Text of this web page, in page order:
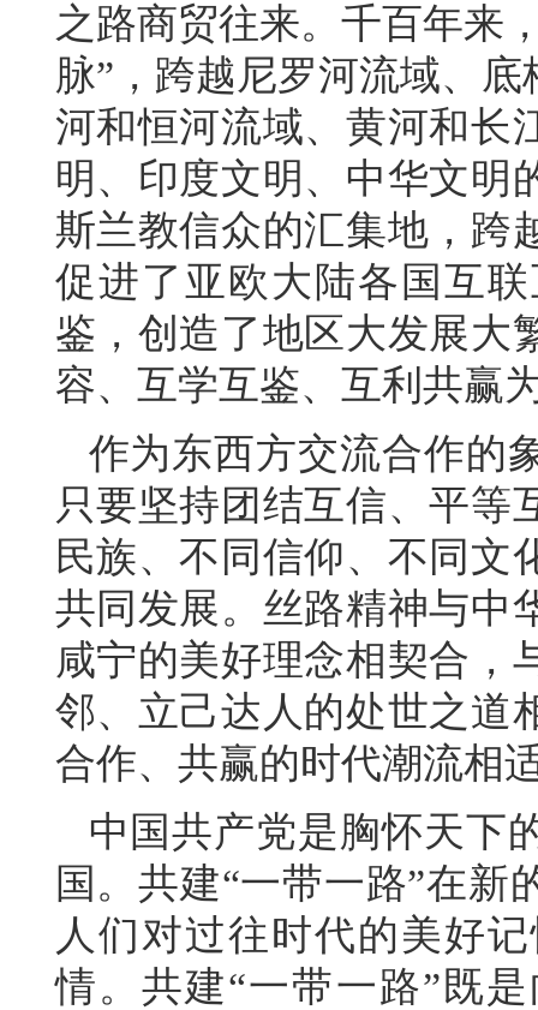
之路商贸往来。千百年来
脉”，跨越尼罗河流域、
河和恒河流域、黄河和长
明、印度文明、中华文明
斯兰教信众的汇集地，跨
促进了亚欧大陆各国互
鉴，创造了地区大发展大
容、互学互鉴、互利共赢
作为东西方交流合作的
只要坚持团结互信、平等
民族、不同信仰、不同文
共同发展。丝路精神与中
咸宁的美好理念相契合，
邻、立己达人的处世之道
合作、共赢的时代潮流相
中国共产党是胸怀天下
国。共建“一带一路”在新
人们对过往时代的美好
情。共建“一带一路”既